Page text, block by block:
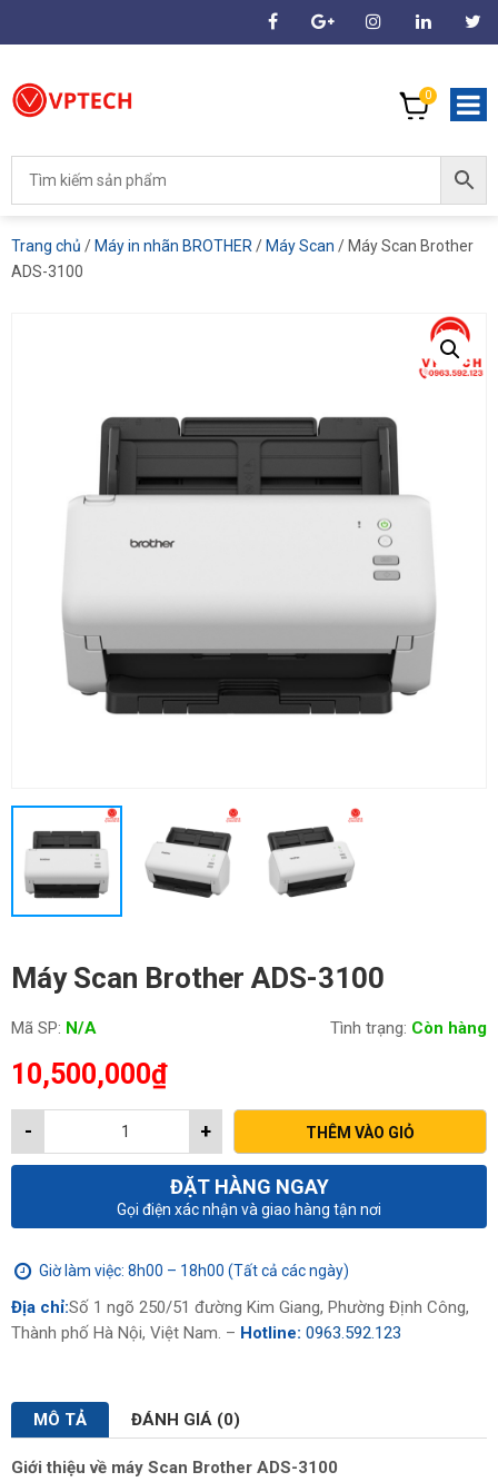
0
Trang chủ / Máy in nhãn BROTHER / Máy Scan / Máy Scan Brother
ADS-3100
Máy Scan Brother ADS-3100
Mã SP: N/A Tình trạng: Còn hàng
10,500,000₫
+
- THÊM VÀO GIỎ
ĐẶT HÀNG NGAY
Gọi điện xác nhận và giao hàng tận nơi
Giờ làm việc: 8h00 – 18h00 (Tất cả các ngày)
Địa chỉ:Số 1 ngõ 250/51 đường Kim Giang, Phường Định Công,
Thành phố Hà Nội, Việt Nam. – Hotline: 0963.592.123
MÔ TẢ ĐÁNH GIÁ (0)
Giới thiệu về máy Scan Brother ADS-3100